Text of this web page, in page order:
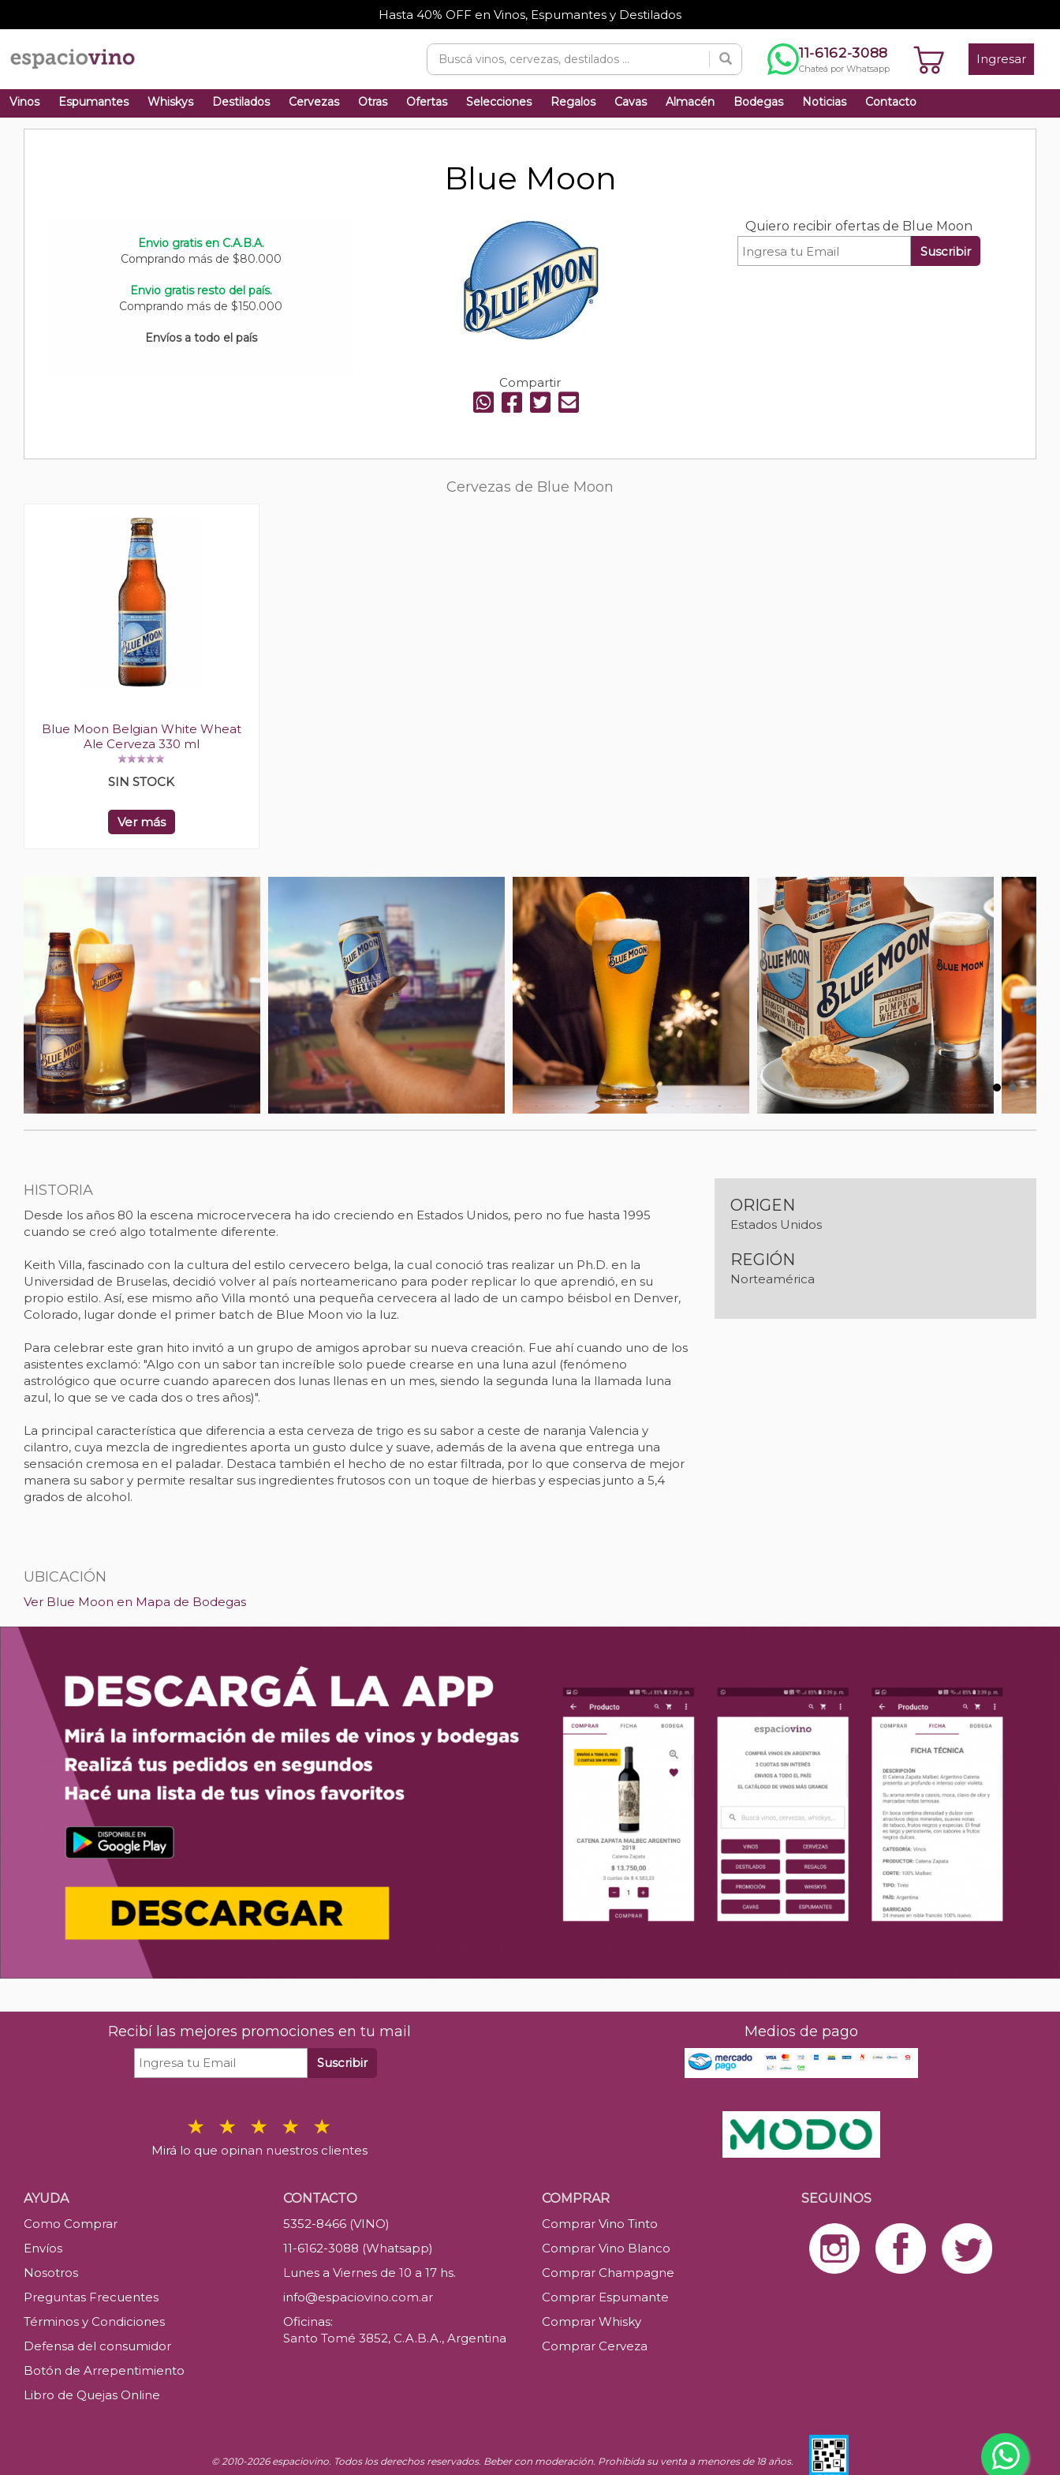
Hasta 40% OFF en Vinos, Espumantes y Destilados
11-6162-3088
Chateá por Whatsapp
Ingresar
Vinos Espumantes Whiskys Destilados Cervezas Otras Ofertas Selecciones Regalos Cavas Almacén Bodegas Noticias Contacto
Blue Moon
Envio gratis en C.A.B.A.
Comprando más de $80.000
Envio gratis resto del país.
Comprando más de $150.000
Envíos a todo el país
Compartir
Quiero recibir ofertas de Blue Moon
Suscribir
Cervezas de Blue Moon
Blue Moon Belgian White Wheat
Ale Cerveza 330 ml
SIN STOCK
Ver más
HISTORIA
Desde los años 80 la escena microcervecera ha ido creciendo en Estados Unidos, pero no fue hasta 1995
cuando se creó algo totalmente diferente.
Keith Villa, fascinado con la cultura del estilo cervecero belga, la cual conoció tras realizar un Ph.D. en la
Universidad de Bruselas, decidió volver al país norteamericano para poder replicar lo que aprendió, en su
propio estilo. Así, ese mismo año Villa montó una pequeña cervecera al lado de un campo béisbol en Denver,
Colorado, lugar donde el primer batch de Blue Moon vio la luz.
Para celebrar este gran hito invitó a un grupo de amigos aprobar su nueva creación. Fue ahí cuando uno de los
asistentes exclamó: "Algo con un sabor tan increíble solo puede crearse en una luna azul (fenómeno
astrológico que ocurre cuando aparecen dos lunas llenas en un mes, siendo la segunda luna la llamada luna
azul, lo que se ve cada dos o tres años)".
La principal característica que diferencia a esta cerveza de trigo es su sabor a ceste de naranja Valencia y
cilantro, cuya mezcla de ingredientes aporta un gusto dulce y suave, además de la avena que entrega una
sensación cremosa en el paladar. Destaca también el hecho de no estar filtrada, por lo que conserva de mejor
manera su sabor y permite resaltar sus ingredientes frutosos con un toque de hierbas y especias junto a 5,4
grados de alcohol.
ORIGEN
Estados Unidos
REGIÓN
Norteamérica
UBICACIÓN
Ver Blue Moon en Mapa de Bodegas
Recibí las mejores promociones en tu mail
Suscribir
Mirá lo que opinan nuestros clientes
Medios de pago
AYUDA
Como Comprar
Envíos
Nosotros
Preguntas Frecuentes
Términos y Condiciones
Defensa del consumidor
Botón de Arrepentimiento
Libro de Quejas Online
CONTACTO
5352-8466 (VINO)
11-6162-3088 (Whatsapp)
Lunes a Viernes de 10 a 17 hs.
info@espaciovino.com.ar
Oficinas:
Santo Tomé 3852, C.A.B.A., Argentina
COMPRAR
Comprar Vino Tinto
Comprar Vino Blanco
Comprar Champagne
Comprar Espumante
Comprar Whisky
Comprar Cerveza
SEGUINOS
© 2010-2026 espaciovino. Todos los derechos reservados. Beber con moderación. Prohibida su venta a menores de 18 años.